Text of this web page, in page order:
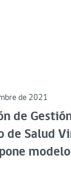
de 2021
de
de Salud